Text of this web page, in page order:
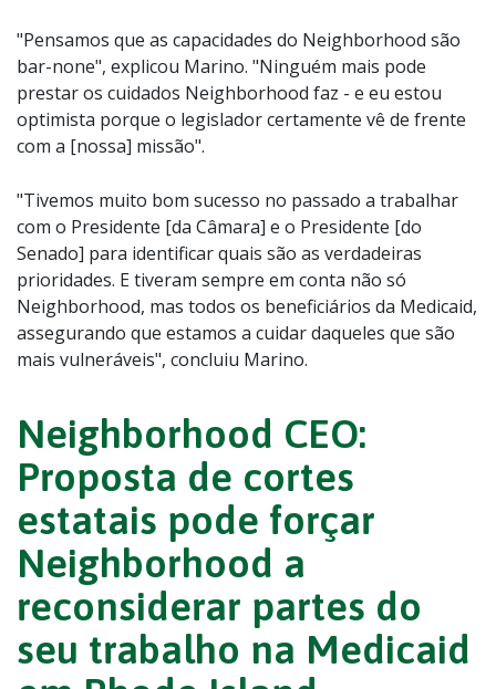
"Pensamos que as capacidades do Neighborhood são
bar-none", explicou Marino. "Ninguém mais pode
prestar os cuidados Neighborhood faz - e eu estou
optimista porque o legislador certamente vê de frente
com a [nossa] missão".
"Tivemos muito bom sucesso no passado a trabalhar
com o Presidente [da Câmara] e o Presidente [do
Senado] para identificar quais são as verdadeiras
prioridades. E tiveram sempre em conta não só
Neighborhood, mas todos os beneficiários da Medicaid,
assegurando que estamos a cuidar daqueles que são
mais vulneráveis", concluiu Marino.
Neighborhood CEO:
Proposta de cortes
estatais pode forçar
Neighborhood a
reconsiderar partes do
seu trabalho na Medicaid